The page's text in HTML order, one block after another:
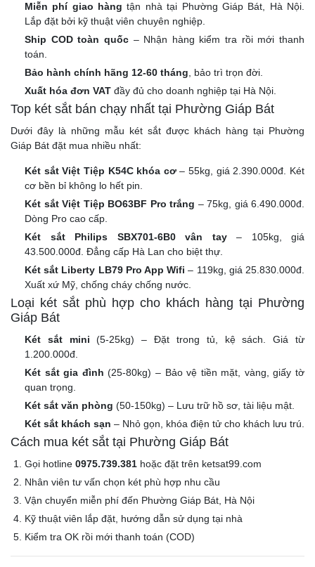
Miễn phí giao hàng tận nhà tại Phường Giáp Bát, Hà Nội.
Lắp đặt bởi kỹ thuật viên chuyên nghiệp.
Ship COD toàn quốc– Nhận hàng kiểm tra rồi mới thanh
toán.
Bảo hành chính hãng 12-60 tháng , bảo trì trọn đời.
Xuất hóa đơn VAT đầy đủ cho doanh nghiệp tại Hà Nội.
Top két sắt bán chạy nhất tại Phường Giáp Bát
Dưới đây là những mẫu két sắt được khách hàng tại Phường
Giáp Bát đặt mua nhiều nhất:
Két sắt Việt Tiệp K54C khóa cơ– 55kg, giá 2.390.000đ. Két
cơ bền bỉ không lo hết pin.
Két sắt Việt Tiệp BO63BF Pro trắng – 75kg, giá 6.490.000đ.
Dòng Pro cao cấp.
Két sắt Philips SBX701-6B0 vân tay– 105kg, giá
43.500.000đ. Đẳng cấp Hà Lan cho biệt thự.
Két sắt Liberty LB79 Pro App Wifi – 119kg, giá 25.830.000đ.
Xuất xứ Mỹ, chống cháy chống nước.
Loại két sắt phù hợp cho khách hàng tại Phường
Giáp Bát
Két sắt mini (5-25kg) – Đặt trong tủ, kệ sách. Giá từ
1.200.000đ.
Két sắt gia đình (25-80kg) – Bảo vệ tiền mặt, vàng, giấy tờ
quan trọng.
Két sắt văn phòng (50-150kg) – Lưu trữ hồ sơ, tài liệu mật.
Két sắt khách sạn – Nhỏ gọn, khóa điện tử cho khách lưu trú.
Cách mua két sắt tại Phường Giáp Bát
Gọi hotline 0975.739.381 hoặc đặt trên ketsat99.com
Nhân viên tư vấn chọn két phù hợp nhu cầu
Vận chuyển miễn phí đến Phường Giáp Bát, Hà Nội
Kỹ thuật viên lắp đặt, hướng dẫn sử dụng tại nhà
Kiểm tra OK rồi mới thanh toán (COD)